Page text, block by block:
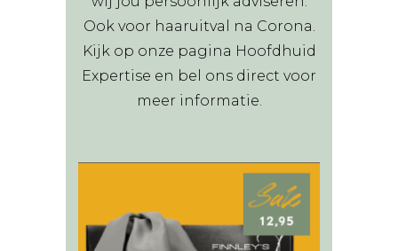
Ook voor haaruitval na Corona.
Kijk op onze pagina Hoofdhuid
Expertise en bel ons direct voor
meer informatie.